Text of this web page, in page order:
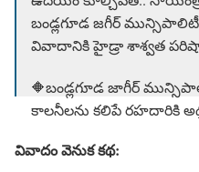
బండ్లగూడ జగీర్ మున్సిపాలిటీ
వివాదానికి హైడ్రా శాశ్వ‌త
🔶బండ్ల‌గూడ జాగీర్
కాలనీలను కలిపే ర‌హ‌దారికి
వివాదం వెనుక కథ: